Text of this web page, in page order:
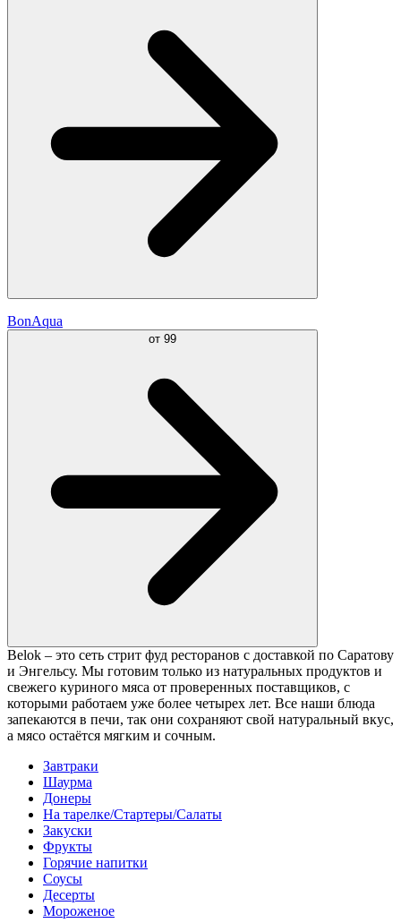
BonAqua
от 99
Belok – это сеть стрит фуд ресторанов с доставкой по Саратову
и Энгельсу. Мы готовим только из натуральных продуктов и
свежего куриного мяса от проверенных поставщиков, с
которыми работаем уже более четырех лет. Все наши блюда
запекаются в печи, так они сохраняют свой натуральный вкус,
а мясо остаётся мягким и сочным.
Завтраки
Шаурма
Донеры
На тарелке/Стартеры/Салаты
Закуски
Фрукты
Горячие напитки
Соусы
Десерты
Мороженое